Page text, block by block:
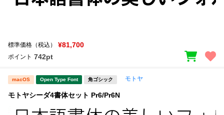
標準価格（税込） ¥81,700
ポイント 742pt
macOS Open Type Font 角ゴシック モトヤ
モトヤシーダ4書体セット Pr6/Pr6N